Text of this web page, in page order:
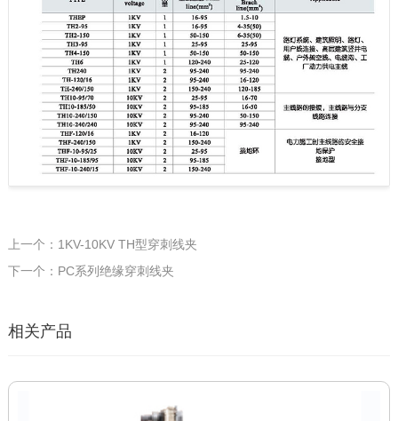
上一个：1KV-10KV TH型穿刺线夹
下一个：PC系列绝缘穿刺线夹
相关产品